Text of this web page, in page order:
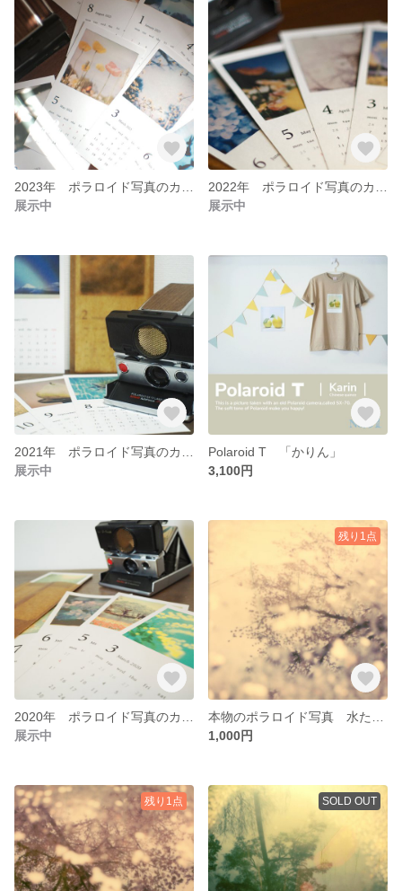
展示中
展示中
展示中
Polaroid T 「かりん」
3,100円
展示中
残り1点
1,000円
残り1点 SOLD OUT